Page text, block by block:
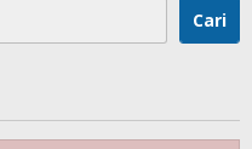
Cari